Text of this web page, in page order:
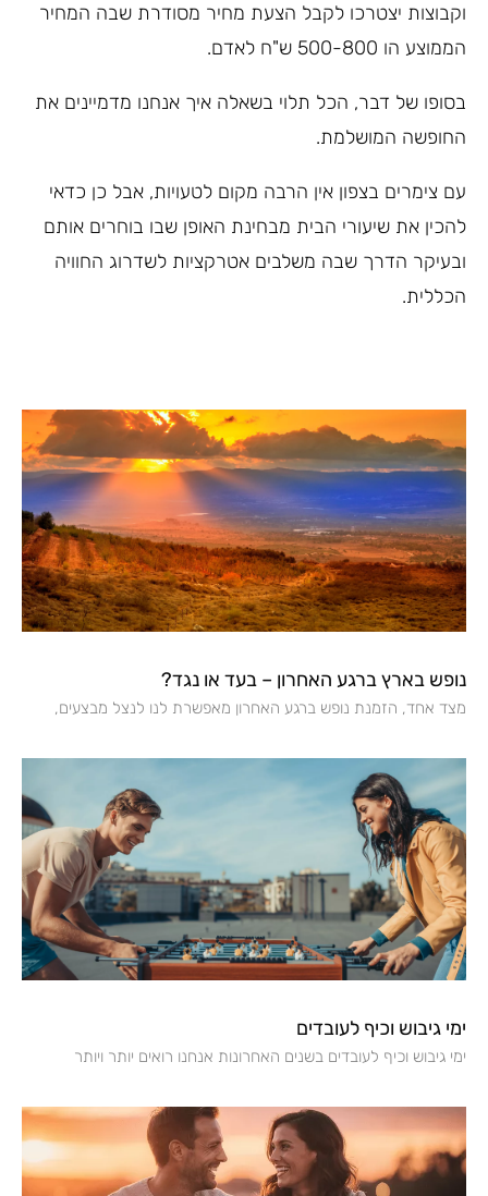
וקבוצות יצטרכו לקבל הצעת מחיר מסודרת שבה המחיר
הממוצע הו 500-800 ש"ח לאדם.
בסופו של דבר, הכל תלוי בשאלה איך אנחנו מדמיינים את
החופשה המושלמת.
עם צימרים בצפון אין הרבה מקום לטעויות, אבל כן כדאי
להכין את שיעורי הבית מבחינת האופן שבו בוחרים אותם
ובעיקר הדרך שבה משלבים אטרקציות לשדרוג החוויה
הכללית.
נופש בארץ ברגע האחרון – בעד או נגד?
מצד אחד, הזמנת נופש ברגע האחרון מאפשרת לנו לנצל מבצעים,
ימי גיבוש וכיף לעובדים
ימי גיבוש וכיף לעובדים בשנים האחרונות אנחנו רואים יותר ויותר